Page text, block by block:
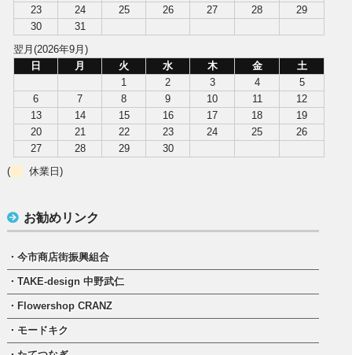
23
24 25 26 27 28
29
30
31
翌月(2026年9月)
日
月 火 水 木 金
土
1
2 3 4
5
6
7 8 9 10 11
12
13
14 15 16 17 18
19
20
21 22 23 24 25
26
27
28 29
30
(
休業日)
お勧めリンク
・今市商店街振興組合
・TAKE-design 中野武仁
・Flowershop CRANZ
・モードキク